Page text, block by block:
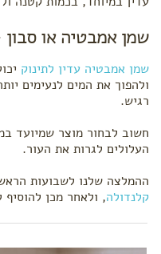
שמן אמבטיה או
שמן אמבטיה עדין לתינוק
ולהפוך את המים לנעימים
רגיש.
חשוב לבחור מוצר שמיועד
העלולים לגרות את העור.
ההמלצה שלנו לשבועות
קלנדולה, ולאחר מכן להוסיף